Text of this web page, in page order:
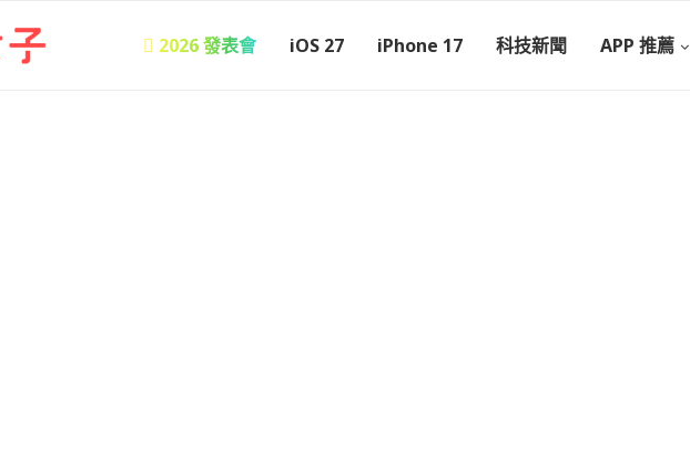
 2026 發表會 iOS 27 iPhone 17 科技新聞 APP 推薦